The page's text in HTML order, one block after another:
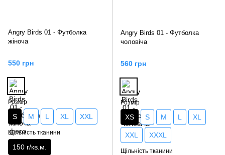
Angry Birds 01 - Футболка
жіноча
550 грн
Розмір
S M L XL XXL
Щільність тканини
150 г/кв.м.
Angry Birds 01 - Футболка
чоловіча
560 грн
Розмір
XS S M L XL
XXL XXXL
Щільність тканини